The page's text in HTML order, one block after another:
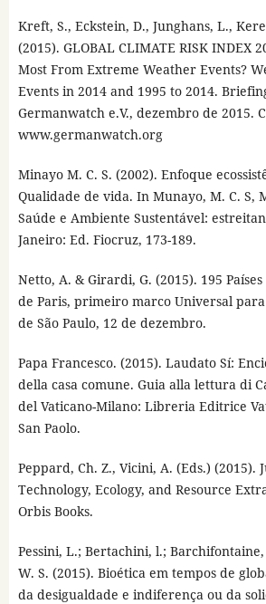
Kreft, S., Eckstein, D., Junghans, L.,
(2015). GLOBAL CLIMATE RISK INDEX
Most From Extreme Weather Events?
Events in 2014 and 1995 to 2014.
Germanwatch e.V., dezembro de 2015.
www.germanwatch.org
Minayo M. C. S. (2002). Enfoque
Qualidade de vida. In Munayo, M. C. S,
Saúde e Ambiente Sustentável:
Janeiro: Ed. Fiocruz, 173-189.
Netto, A. & Girardi, G. (2015). 195
de Paris, primeiro marco Universal para
de São Paulo, 12 de dezembro.
Papa Francesco. (2015). Laudato Sí:
della casa comune. Guia alla lettura di
del Vaticano-Milano: Libreria Editrice
San Paolo.
Peppard, Ch. Z., Vicini, A. (Eds.) (2015).
Technology, Ecology, and Resource
Orbis Books.
Pessini, L.; Bertachini, l.; Barchifontaine,
W. S. (2015). Bioética em tempos de
da desigualdade e indiferença ou da